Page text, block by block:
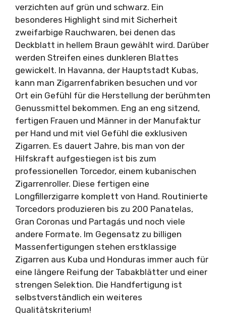
verzichten auf grün und schwarz. Ein
besonderes Highlight sind mit Sicherheit
zweifarbige Rauchwaren, bei denen das
Deckblatt in hellem Braun gewählt wird. Darüber
werden Streifen eines dunkleren Blattes
gewickelt. In Havanna, der Hauptstadt Kubas,
kann man Zigarrenfabriken besuchen und vor
Ort ein Gefühl für die Herstellung der berühmten
Genussmittel bekommen. Eng an eng sitzend,
fertigen Frauen und Männer in der Manufaktur
per Hand und mit viel Gefühl die exklusiven
Zigarren. Es dauert Jahre, bis man von der
Hilfskraft aufgestiegen ist bis zum
professionellen Torcedor, einem kubanischen
Zigarrenroller. Diese fertigen eine
Longfillerzigarre komplett von Hand. Routinierte
Torcedors produzieren bis zu 200 Panatelas,
Gran Coronas und Partagás und noch viele
andere Formate. Im Gegensatz zu billigen
Massenfertigungen stehen erstklassige
Zigarren aus Kuba und Honduras immer auch für
eine längere Reifung der Tabakblätter und einer
strengen Selektion. Die Handfertigung ist
selbstverständlich ein weiteres
Qualitätskriterium!